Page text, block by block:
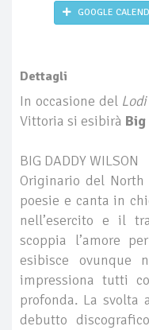
GOOGLE
Dettagli
In occasione del
Vittoria si esibirà
BIG DADDY WILSON
Originario del
poesie e canta in
nell’esercito e il
scoppia l’amore
esibisce ovunque
impressiona tutti
profonda. La svolta
debutto